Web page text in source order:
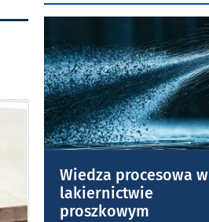
Wiedza procesowa w
lakiernictwie
proszkowym